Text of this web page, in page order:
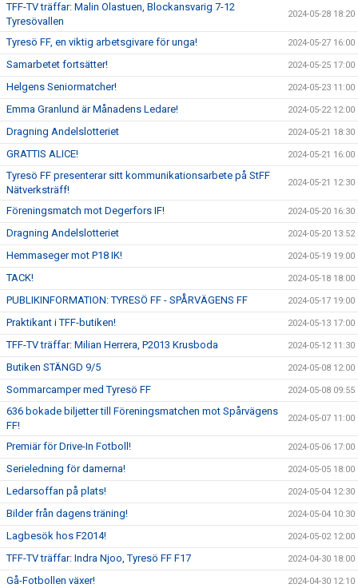
TFF-TV träffar: Malin Olastuen, Blockansvarig 7-12
Tyresövallen
2024-05-28 18:20
Tyresö FF, en viktig arbetsgivare för unga! 2024-05-27 16:00
Samarbetet fortsätter! 2024-05-25 17:00
Helgens Seniormatcher! 2024-05-23 11:00
Emma Granlund är Månadens Ledare! 2024-05-22 12:00
Dragning Andelslotteriet 2024-05-21 18:30
GRATTIS ALICE! 2024-05-21 16:00
Tyresö FF presenterar sitt kommunikationsarbete på StFF
Nätverksträff!
2024-05-21 12:30
Föreningsmatch mot Degerfors IF! 2024-05-20 16:30
Dragning Andelslotteriet 2024-05-20 13:52
Hemmaseger mot P18 IK! 2024-05-19 19:00
TACK! 2024-05-18 18:00
PUBLIKINFORMATION: TYRESÖ FF - SPÅRVÄGENS FF 2024-05-17 19:00
Praktikant i TFF-butiken! 2024-05-13 17:00
TFF-TV träffar: Milian Herrera, P2013 Krusboda 2024-05-12 11:30
Butiken STÄNGD 9/5 2024-05-08 12:00
Sommarcamper med Tyresö FF 2024-05-08 09:55
636 bokade biljetter till Föreningsmatchen mot Spårvägens
FF!
2024-05-07 11:00
Premiär för Drive-In Fotboll! 2024-05-06 17:00
Serieledning för damerna! 2024-05-05 18:00
Ledarsoffan på plats! 2024-05-04 12:30
Bilder från dagens träning! 2024-05-04 10:30
Lagbesök hos F2014! 2024-05-02 12:00
TFF-TV träffar: Indra Njoo, Tyresö FF F17 2024-04-30 18:00
Gå-Fotbollen växer! 2024-04-30 12:10